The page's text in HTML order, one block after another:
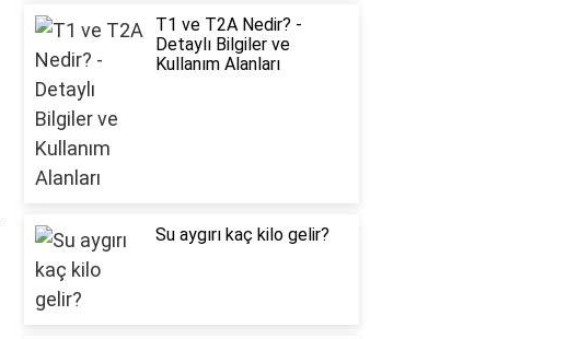
T1 ve T2A Nedir? -
Detaylı Bilgiler ve
Kullanım Alanları
Su aygırı kaç kilo gelir?